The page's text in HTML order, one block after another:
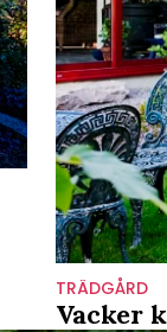
TRÄDGÅRD
Vacker